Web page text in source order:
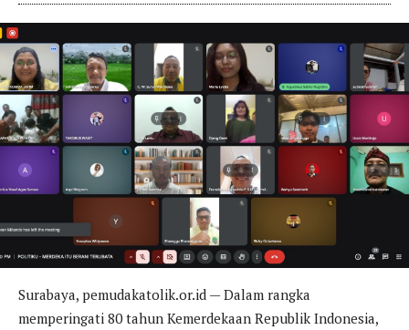
Surabaya, pemudakatolik.or.id — Dalam rangka
memperingati 80 tahun Kemerdekaan Republik Indonesia,